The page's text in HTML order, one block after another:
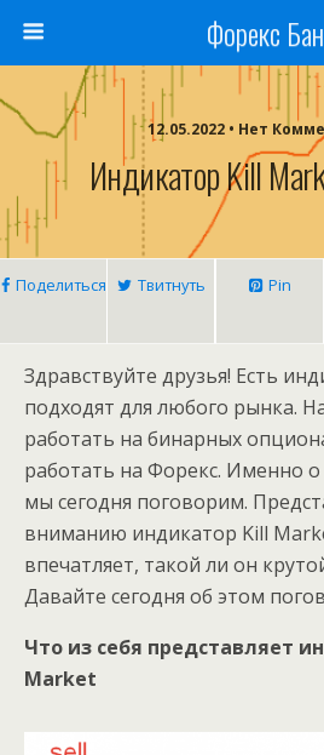
Форекс
12.05.2022 • Нет
Индикатор Kill
Поделиться Твитнуть Pin
Здравствуйте друзья! Есть
подходят для любого рынка.
работать на бинарных
работать на Форекс. Именно
мы сегодня поговорим.
вниманию индикатор Kill
впечатляет, такой ли он
Давайте сегодня об этом
Что из себя представляет
Market